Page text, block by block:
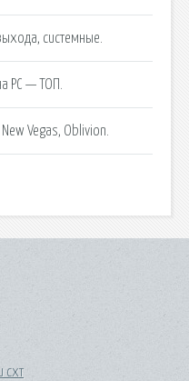
системные.
PC — ТОП.
Vegas, Oblivion.
схт